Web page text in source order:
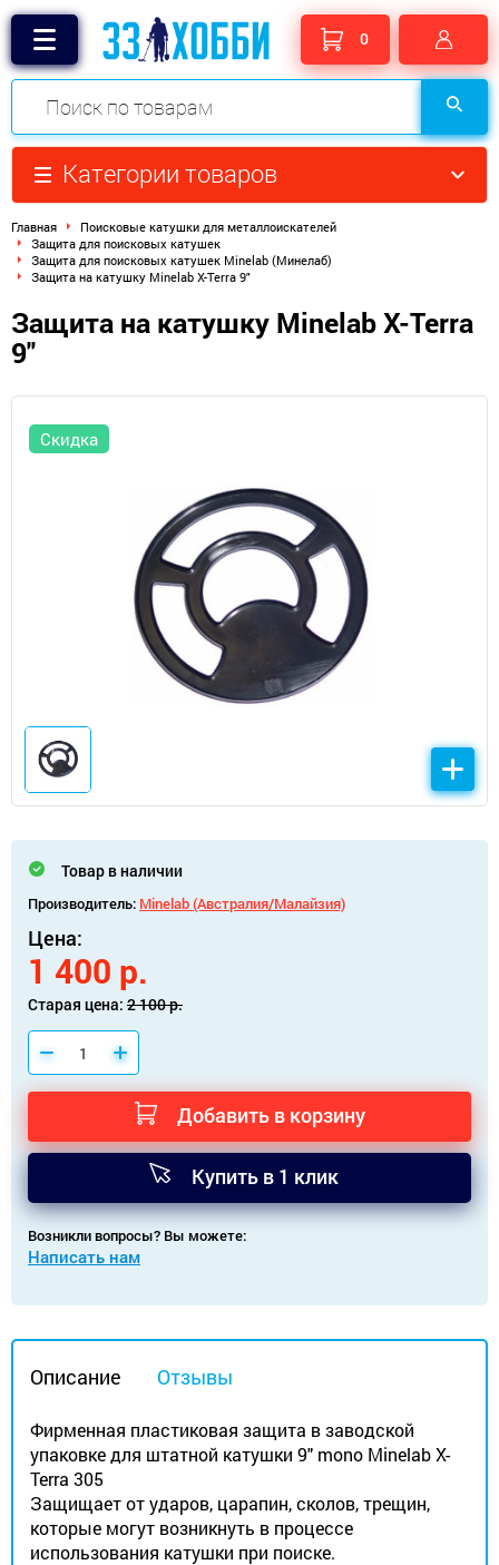
0
Категории товаров
Главная
Поисковые катушки для металлоискателей
Защита для поисковых катушек
Защита для поисковых катушек Minelab (Минелаб)
Защита на катушку Minelab X-Terra 9"
Защита на катушку Minelab X-Terra
9"
Скидка
Товар в наличии
Производитель: Minelab (Австралия/Малайзия)
Цена:
1 400 р.
Старая цена: 2 100 р.
Добавить в корзину
Купить в 1 клик
Возникли вопросы? Вы можете:
Написать нам
Описание Отзывы
Фирменная пластиковая защита в заводской
упаковке для штатной катушки 9" mono Minelab X-
Terra 305
Защищает от ударов, царапин, сколов, трещин,
которые могут возникнуть в процессе
использования катушки при поиске.